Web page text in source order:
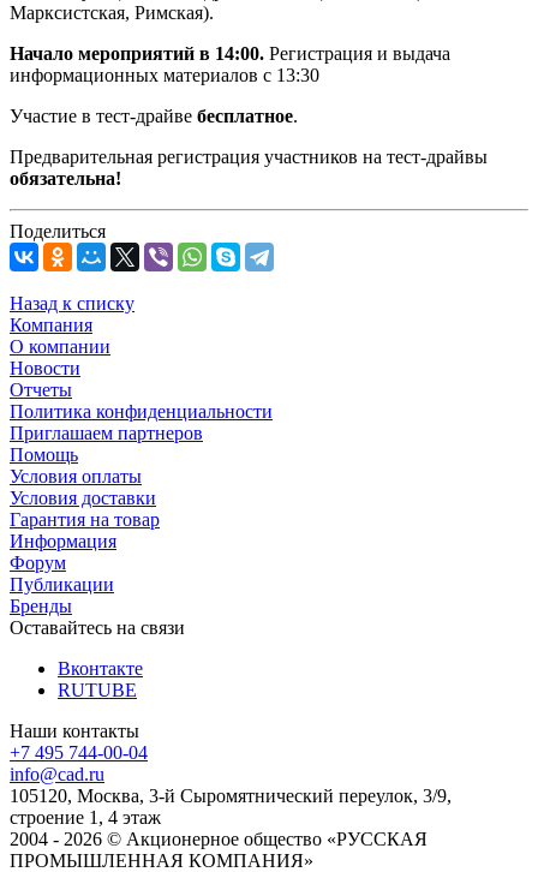
Марксистская, Римская).
Начало мероприятий в 14:00. Регистрация и выдача
информационных материалов с 13:30
Участие в тест-драйве бесплатное.
Предварительная регистрация участников на тест-драйвы
обязательна!
Поделиться
Назад к списку
Компания
О компании
Новости
Отчеты
Политика конфиденциальности
Приглашаем партнеров
Помощь
Условия оплаты
Условия доставки
Гарантия на товар
Информация
Форум
Публикации
Бренды
Оставайтесь на связи
Вконтакте
RUTUBE
Наши контакты
+7 495 744-00-04
info@cad.ru
105120, Москва, 3-й Сыромятнический переулок, 3/9,
строение 1, 4 этаж
2004 - 2026 © Акционерное общество «РУССКАЯ
ПРОМЫШЛЕННАЯ КОМПАНИЯ»